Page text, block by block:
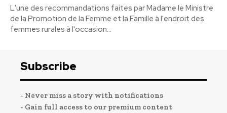
L'une des recommandations faites par Madame le Ministre
de la Promotion de la Femme et la Famille à l'endroit des
femmes rurales à l'occasion...
Subscribe
- Never miss a story with notifications
- Gain full access to our premium content